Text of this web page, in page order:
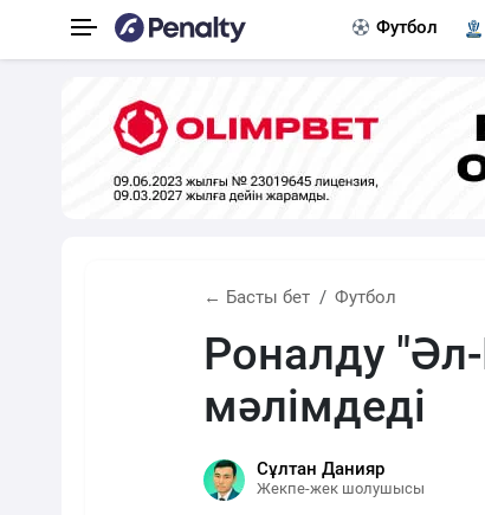
Футбол
← Басты бет Футбол
Роналду
мәлімдеді
Сұлтан Данияр
Жекпе-жек шолушысы